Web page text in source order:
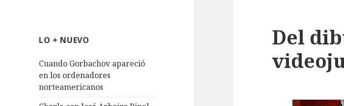
LO + NUEVO
Cuando Gorbachov apareció
en los ordenadores
norteamericanos
Del